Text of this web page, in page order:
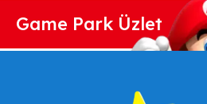
Game Park Üzlet